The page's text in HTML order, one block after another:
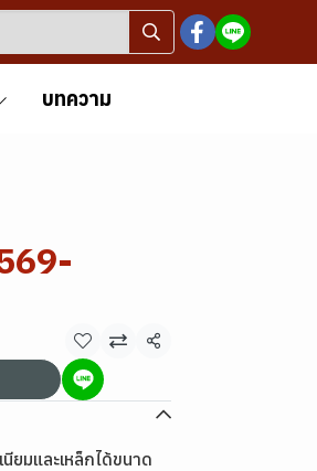
บทความ
แชร์
ยมและเหล็กได้ขนาด